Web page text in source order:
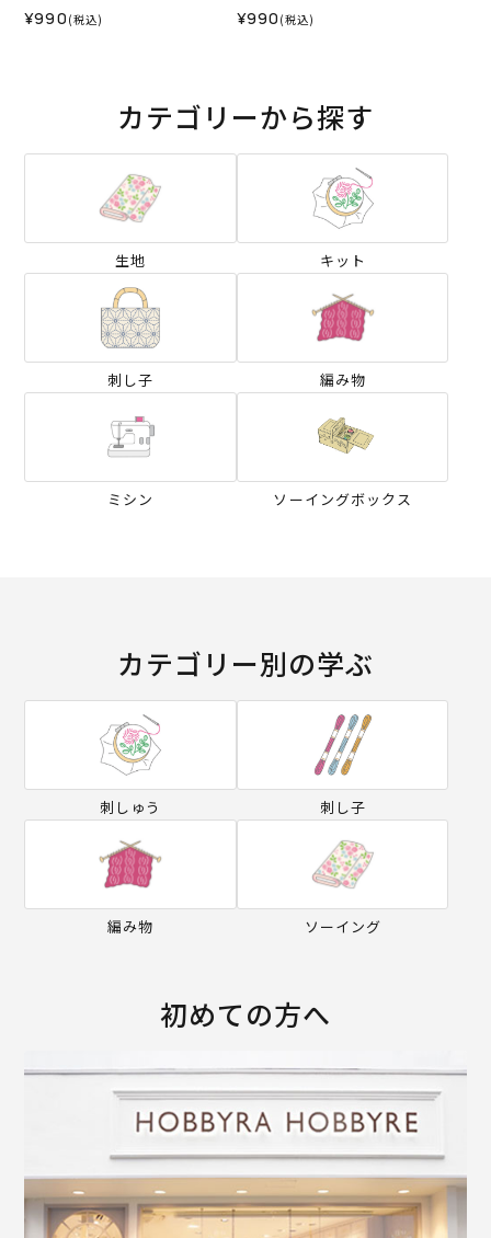
¥990 (税込) ¥990 (税込)
カテゴリーから探す
生地 キット
刺し子 編み物
ミシン ソーイングボックス
カテゴリー別の学ぶ
刺しゅう 刺し子
編み物 ソーイング
初めての方へ